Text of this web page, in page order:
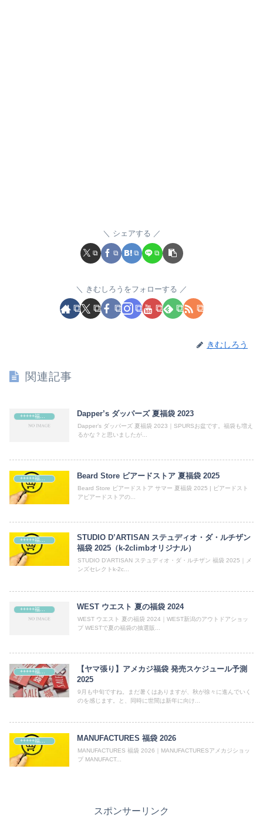
シェアする
きむしろうをフォローする
きむしろう
関連記事
+++++福袋++++++ Dapper’s ダッパーズ 夏福袋 2023
Dapper’s ダッパーズ 夏福袋 2023｜SPURSお盆です。福袋も増え
るかな？と思いましたが...
Beard Store ビアードストア 夏福袋 2025
Beard Store ビアードストア サマー 夏福袋 2025 | ビアードスト
アビアードストアの...
+++++福袋++++++
STUDIO D’ARTISAN ステュディオ・ダ・ルチザン
福袋 2025（k-2climbオリジナル）
STUDIO D’ARTISAN ステュディオ・ダ・ルチザン 福袋 2025｜メ
ンズセレクトk-2c...
+++++福袋++++++ WEST ウエスト 夏の福袋 2024
WEST ウエスト 夏の福袋 2024｜WEST新潟のアウトドアショッ
プ WESTで夏の福袋の抽選販...
+++++福袋++++++
【ヤマ張り】アメカジ福袋 発売スケジュール予測
2025
9月も中旬ですね。まだ暑くはありますが、秋が徐々に進んでいく
のを感じます。と、同時に世間は新年に向け...
MANUFACTURES 福袋 2026
MANUFACTURES 福袋 2026｜MANUFACTURESアメカジショッ
プ MANUFACT...
スポンサーリンク